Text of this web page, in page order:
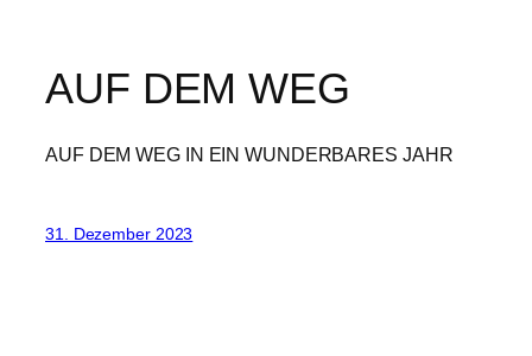
AUF DEM WEG
AUF DEM WEG IN EIN WUNDERBARES JAHR
31. Dezember 2023